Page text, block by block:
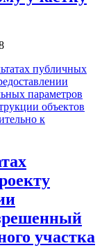
публичных
параметров
объектов
к
участка